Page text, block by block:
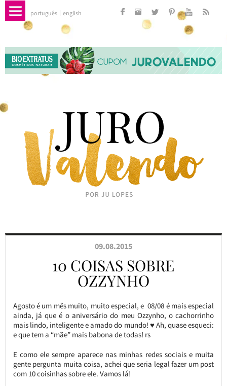
português english
09.08.2015
10 COISAS SOBRE
OZZYNHO
Agosto é um mês muito, muito especial, e 08/08 é mais especial
ainda, já que é o aniversário do meu Ozzynho, o cachorrinho
mais lindo, inteligente e amado do mundo! ♥ Ah, quase esqueci:
e que tem a “mãe” mais babona de todas! rs
E como ele sempre aparece nas minhas redes sociais e muita
gente pergunta muita coisa, achei que seria legal fazer um post
com 10 coisinhas sobre ele. Vamos lá!